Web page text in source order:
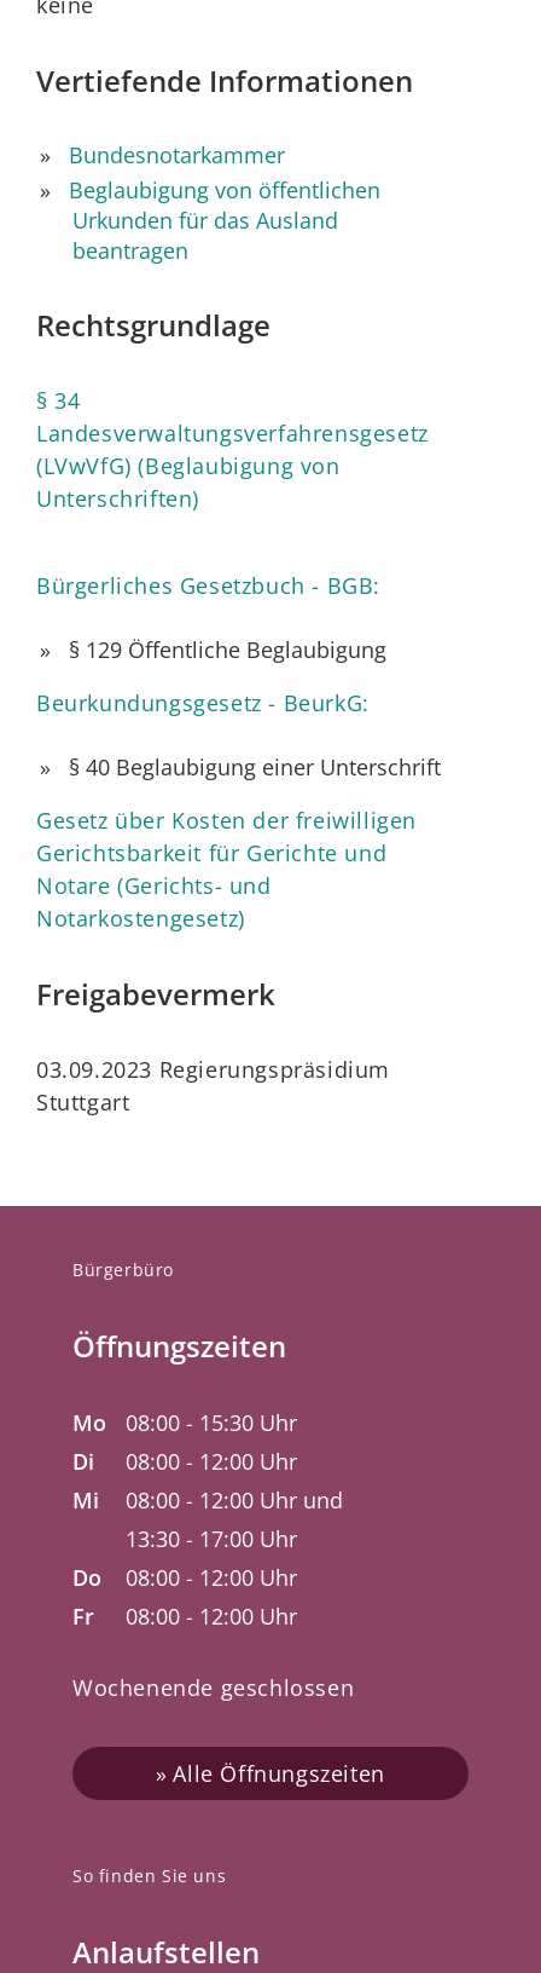
Vertiefende Informationen
Bundesnotarkammer
Beglaubigung von öffentlichen
Urkunden für das Ausland
beantragen
Rechtsgrundlage
§ 34
Landesverwaltungsverfahrensgesetz
(LVwVfG) (Beglaubigung von
Unterschriften)
Bürgerliches Gesetzbuch - BGB:
§ 129 Öffentliche Beglaubigung
Beurkundungsgesetz - BeurkG:
§ 40 Beglaubigung einer Unterschrift
Gesetz über Kosten der freiwilligen
Gerichtsbarkeit für Gerichte und
Notare (Gerichts- und
Notarkostengesetz)
Freigabevermerk
03.09.2023 Regierungspräsidium
Stuttgart
So finden Sie uns
Anlaufstellen
Bürgerbüro
Öffnungszeiten
Mo
08:00 - 15:30 Uhr
Di
08:00 - 12:00 Uhr
Mi
08:00 - 12:00 Uhr und
13:30 - 17:00 Uhr
Do
08:00 - 12:00 Uhr
Fr
08:00 - 12:00 Uhr
Wochenende geschlossen
Alle Öffnungszeiten